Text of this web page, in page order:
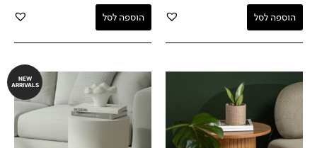
הוספה לסל הוספה לסל
NEW
ARRIVALS